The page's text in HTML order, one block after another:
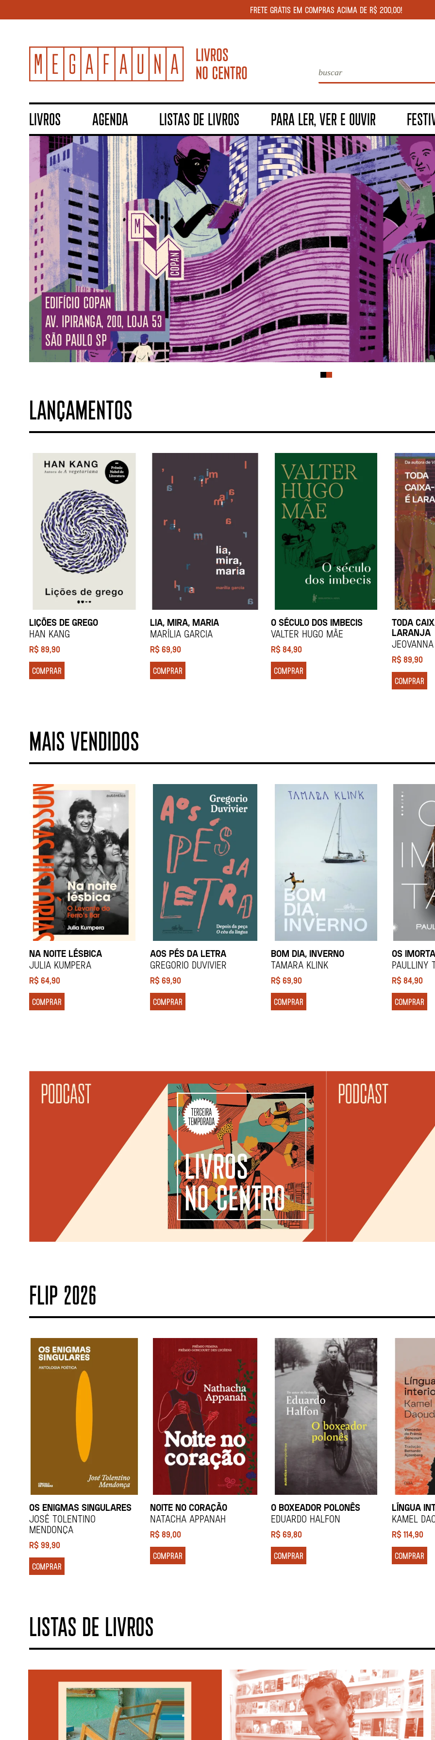
FRETE GRÁTIS EM COMPRAS ACIMA DE R$ 200,00!
LIVROS AGENDA LISTAS DE LIVROS PARA LER, VER E OUVIR
LANÇAMENTOS
LIÇÕES DE GREGO
HAN KANG
R$89,90
COMPRAR
LIA, MIRA, MARIA
Marília Garcia
R$69,90
COMPRAR
O SÉCULO DOS IMBECIS
Valter Hugo Mãe
R$84,90
COMPRAR
TODA
LARANJA
R$89,90
COMPRAR
MAIS VENDIDOS
NA NOITE LÉSBICA
Julia Kumpera
R$64,90
COMPRAR
AOS PÉS DA LETRA
Gregorio Duvivier
R$69,90
COMPRAR
BOM DIA, INVERNO
Tamara Klink
R$69,90
COMPRAR
OS
Paulliny
R$84,90
COMPRAR
FLIP 2026
OS ENIGMAS SINGULARES
JOSÉ TOLENTINO
MENDONÇA
R$99,90
COMPRAR
NOITE NO CORAÇÃO
Natacha Appanah
R$89,00
COMPRAR
O BOXEADOR POLONÊS
EDUARDO HALFON
R$69,80
COMPRAR
LÍNGUA
KAMEL
R$114,90
COMPRAR
LISTAS DE LIVROS